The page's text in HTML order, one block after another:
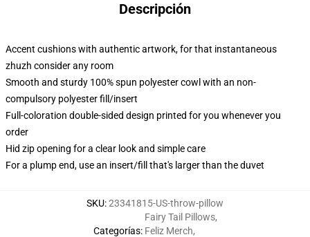
Descripción
Accent cushions with authentic artwork, for that instantaneous
zhuzh consider any room
Smooth and sturdy 100% spun polyester cowl with an non-
compulsory polyester fill/insert
Full-coloration double-sided design printed for you whenever you
order
Hid zip opening for a clear look and simple care
For a plump end, use an insert/fill that's larger than the duvet
SKU:23341815-US-throw-pillow
Categorías:
Fairy Tail Pillows,
Feliz Merch,